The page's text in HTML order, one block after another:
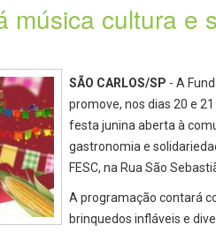
música cultura e
SÃO CARLOS/SP - A
promove, nos dias 20 e
festa junina aberta à
gastronomia e
FESC, na Rua São
A programação contará
brinquedos infláveis e